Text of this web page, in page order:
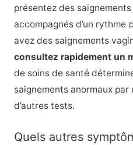
présentez des
accompagnés d’un rythme
avez des saignements
consultez rapidement un
de soins de santé
saignements anormaux par
d’autres tests.
Quels autres